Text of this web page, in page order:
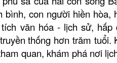
bình, con người hiền hòa,
văn hóa - lịch sử, hấp
thống hơn trăm tuổi.
quan, khám phá nơi